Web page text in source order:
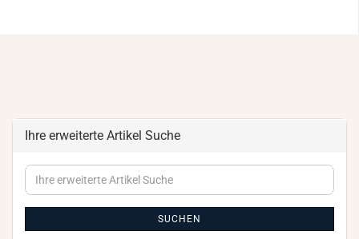
Ihre erweiterte Artikel Suche
Ihre
erweiterte
SUCHEN